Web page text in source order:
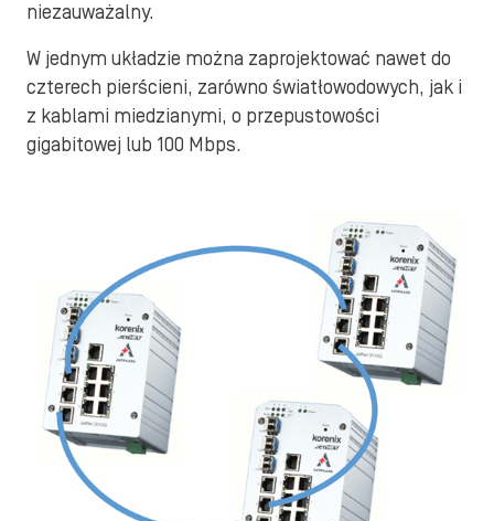
niezauważalny.
W jednym układzie można zaprojektować nawet do
czterech pierścieni, zarówno światłowodowych, jak i
z kablami miedzianymi, o przepustowości
gigabitowej lub 100 Mbps.